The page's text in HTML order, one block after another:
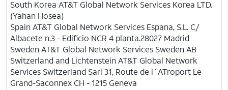
South Korea AT&T Global Network Services Korea LTD.
(Yahan Hosea)
Spain AT&T Global Network Services Espana, S.L. C/
Albacete n.3 - Edificio NCR 4 planta.28027 Madrid
Sweden AT&T Global Network Services Sweden AB
Switzerland and Lichtenstein AT&T Global Network
Services Switzerland Sarl 31, Route de l´ATroport Le
Grand-Saconnex CH - 1215 Geneva